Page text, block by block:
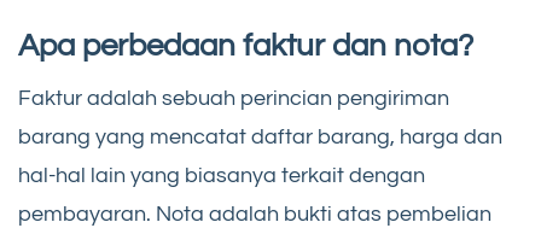
Apa perbedaan faktur dan nota?
Faktur adalah sebuah perincian pengiriman
barang yang mencatat daftar barang, harga dan
hal-hal lain yang biasanya terkait dengan
pembayaran. Nota adalah bukti atas pembelian